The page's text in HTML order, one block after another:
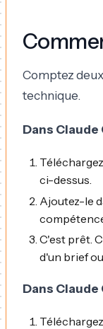
Comptez
technique.
Dans
ci-dessus.
Ajoutez-le
C'est prêt.
d'un brief
Dans Claude